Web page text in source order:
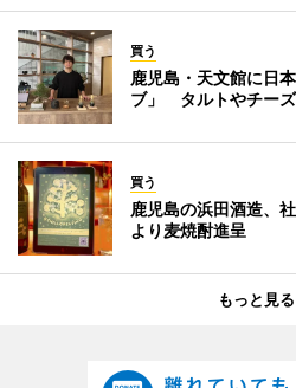
買う
鹿児島・天文館に日
ブ」 タルトやチー
買う
鹿児島の浜田酒造、
より麦焼酎進呈
もっと見る